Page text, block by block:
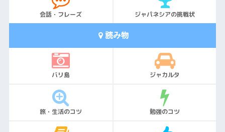
会話・フレーズ ジャパネシアの挑戦状
読み物
バリ島 ジャカルタ
旅・生活のコツ 勉強のコツ